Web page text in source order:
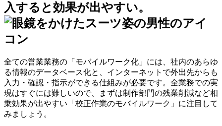
入すると効果が出やすい。
全ての営業業務の「モバイルワーク化」には、社内のあらゆ
る情報のデータベース化と、インターネットで外出先からも
入力・確認・指示ができる仕組みが必要です。全業務での実
現はすぐには難しいので、まずは制作部門の残業削減など相
乗効果が出やすい「校正作業のモバイルワーク」に注目して
みましょう。